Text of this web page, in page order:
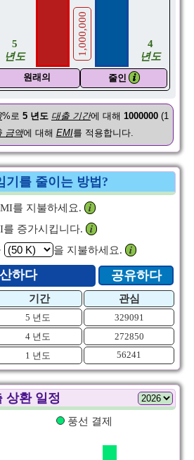
5
년도
1,000,000
4
년도
원래의 줄인 𝒊
%로 5 년도 대출 기간에 대해 1000000 (1
금액에 대해 EMI를 적용합니다.
기를 줄이는 방법?
를 지불하세요.
𝒊
를 증가시킵니다.
𝒊
을 지불하세요. 𝒊
하다 공유하다
기간
관심
5 년도 329091
4 년도 272850
1 년도 56241
상환 일정
풍선 결제